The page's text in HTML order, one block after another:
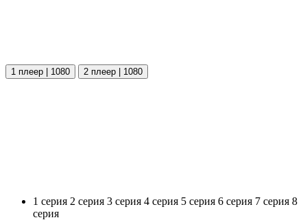
1 плеер | 1080 2 плеер | 1080
1 серия 2 серия 3 серия 4 серия 5 серия 6 серия 7 серия 8
серия